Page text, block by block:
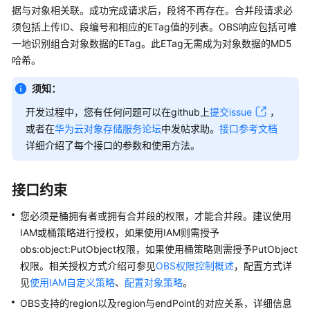
入
门
用
户
指
南
权
限
置
南
工
具
指
南
据与对象相关联。成功完成请求后，段将不再存在。合并段请求必
须包括上传ID、段编号和相应的ETag值的列表。OBS响应包括可唯
一地识别组合对象数据的ETag。此ETag无需成为对象数据的MD5
哈希。
须知：
开发过程中，您有任何问题可以在github上提交issue
，
或者在华为云对象存储服务论坛中发帖求助。 接口参考文档
详细介绍了每个接口的参数和使用方法。
接口约束
您必须是桶拥有者或拥有合并段的权限，才能合并段。建议使用
IAM或桶策略进行授权，如果使用IAM则需授予
obs:object:PutObject权限，如果使用桶策略则需授予PutObject
权限。相关授权方式介绍可参见OBS权限控制概述，配置方式详
见使用IAM自定义策略、 配置对象策略。
OBS支持的region以及region与endPoint的对应关系，详细信息